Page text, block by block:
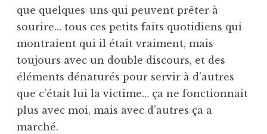
que quelques-uns qui peuvent prêter à
sourire… tous ces petits faits quotidiens qui
montraient qui il était vraiment, mais
toujours avec un double discours, et des
éléments dénaturés pour servir à d’autres
que c’était lui la victime… ça ne fonctionnait
plus avec moi, mais avec d’autres ça a
marché.